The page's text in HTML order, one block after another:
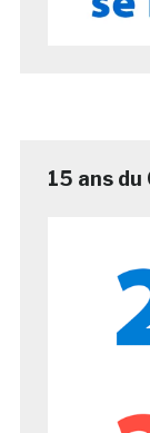
15 ans du